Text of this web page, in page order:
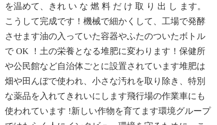
を温めて、きれ い な 燃 料 だ け 取 り 出 し ます。
こうして完成です！機械で細かくして、工場で発酵
させます油の入っていた容器やふたのついたボトル
で OK ！土の栄養となる堆肥に変わります！保健所
や公民館など自治体ごとに設置されています堆肥は
畑や田んぼで使われ、小さな汚れを取り除き、特別
な薬品を入れてきれいにします飛行場の作業車にも
使われています !新しい作物を育てます環境グループ